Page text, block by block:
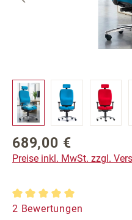
Regulärer Preis:
689,00 €
Preise inkl. MwSt. zzgl.
Durchschnittliche
2 Bewertungen